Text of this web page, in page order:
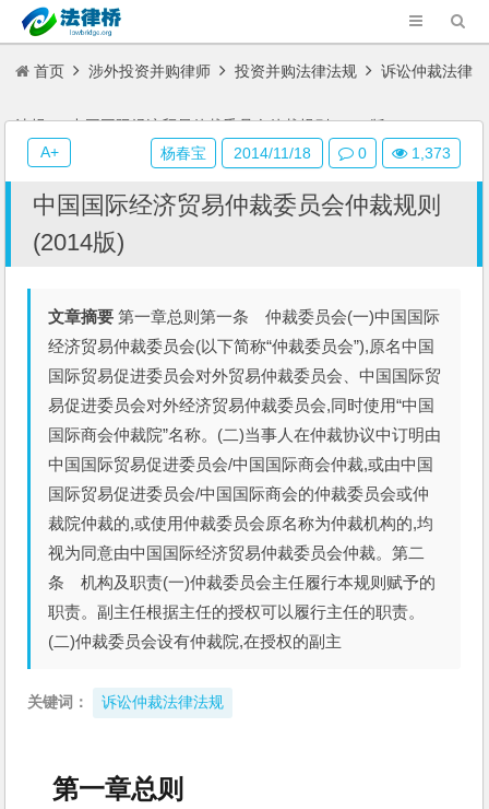
首页 涉外投资并购律师 投资并购法律法规 诉讼仲裁法律
法规 中国国际经济贸易仲裁委员会仲裁规则(2014版)
中国国际经济贸易仲裁委员会仲裁规则
(2014版)
文章摘要 第一章总则第一条 仲裁委员会(一)中国国际
经济贸易仲裁委员会(以下简称“仲裁委员会”),原名中国
国际贸易促进委员会对外贸易仲裁委员会、中国国际贸
易促进委员会对外经济贸易仲裁委员会,同时使用“中国
国际商会仲裁院”名称。(二)当事人在仲裁协议中订明由
中国国际贸易促进委员会/中国国际商会仲裁,或由中国
国际贸易促进委员会/中国国际商会的仲裁委员会或仲
裁院仲裁的,或使用仲裁委员会原名称为仲裁机构的,均
视为同意由中国国际经济贸易仲裁委员会仲裁。第二
条 机构及职责(一)仲裁委员会主任履行本规则赋予的
职责。副主任根据主任的授权可以履行主任的职责。
(二)仲裁委员会设有仲裁院,在授权的副主
关键词： 诉讼仲裁法律法规
第一章总则
杨春宝 2014/11/18 0 1,373
A+